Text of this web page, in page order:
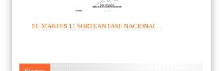
EL MARTES 11 SORTEAN FASE NACIONAL...